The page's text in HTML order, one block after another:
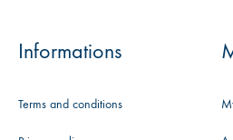
Informations
Terms and conditions